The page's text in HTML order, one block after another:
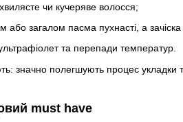
чи кучеряве волосся;
або загалом пасма пухнасті, а
та перепади температур.
значно полегшують процес укладки
must have